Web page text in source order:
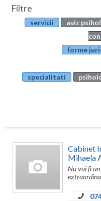
Botosani
Bucuresti
Constanta
Covasna
Articole
Evenimente
Filtre
servicii
aviz
forme
specialitati
Cabinet
Mihaela
Nu voi fi